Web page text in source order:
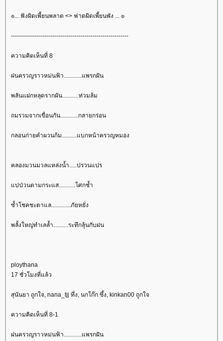
๏... ฟังผิดเพี้ยนพลาด <> ฟาดผิดเพี้ยนพัง ... ๏
-----------------------------------------------------------
ความคิดเห็นที่ 8
ฝนครวญราวหม่นฟ้า............แพรกฝัน
พลันแฝกหลุดรากผัน...........ท่วมล้ม
ถมรวมจากเขื่อนกัน............กลายกร่อน
กลอนก่ายคำผวนก้ม..........แบกหน้าครวญหมอง
คลองมวนมวลแหล่งน้ำ.....ปรวนแปร
ปป่วนตามกระแส...........โศกช้ำ
ซ้ำโชคชะตาแล.............ภัยหยั่ง
พลั้งใหญ่ทำเลล้ำ..........ระทึกลุ้นกับฝน
ploythana
17 ชั่วโมงที่แล้ว
สุนันยา ถูกใจ, nana_tjj ทึ่ง, นกโก๊ก ซึ้ง, kinkan00 ถูกใจ
ความคิดเห็นที่ 8-1
ฝนครวญราวหม่นฟ้า............แพรกฝัน